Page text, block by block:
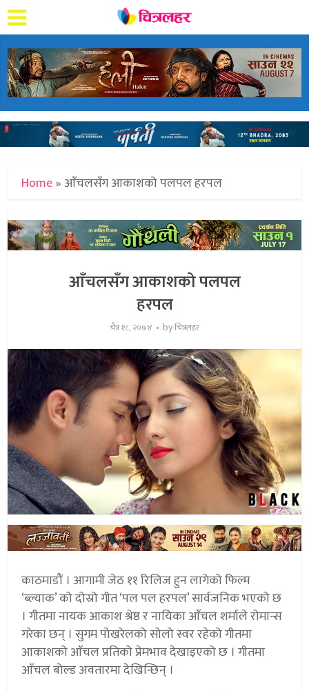
Home»आँचलसँग आकाशको पलपल हरपल
आँचलसँग आकाशको पलपल
हरपल
चैत्र १८, २०७४ byचित्रलहर
काठमाडौं । आगामी जेठ ११ रिलिज हुन लागेको फिल्म
‘ब्ल्याक’ को दोस्रो गीत ‘पल पल हरपल’ सार्वजनिक भएको छ
। गीतमा नायक आकाश श्रेष्ठ र नायिका आँचल शर्माले रोमान्स
गरेका छन् । सुगम पोखरेलको सोलो स्वर रहेको गीतमा
आकाशको आँचल प्रतिको प्रेमभाव देखाइएको छ । गीतमा
आँचल बोल्ड अवतारमा देखिन्छिन् ।